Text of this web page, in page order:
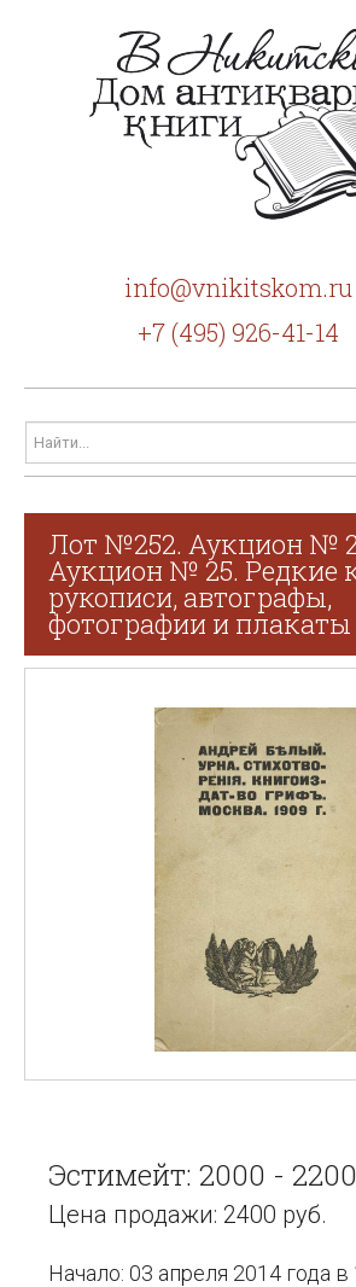
info@vnikitskom.ru
+7 (495) 926-41-14
Лот №252. Аукцион №
Аукцион № 25. Редкие
рукописи, автографы,
фотографии и плакаты
Эстимейт: 2000 -
Цена продажи: 2400 руб.
Начало: 03 апреля 2014 года в